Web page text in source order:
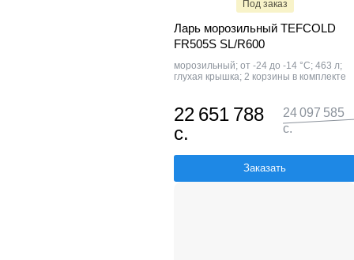
Под заказ
Ларь морозильный TEFCOLD
FR505S SL/R600
морозильный; от -24 до -14 °С; 463 л;
глухая крышка; 2 корзины в комплекте
22 651 788
с.
24 097 585
с.
Заказать